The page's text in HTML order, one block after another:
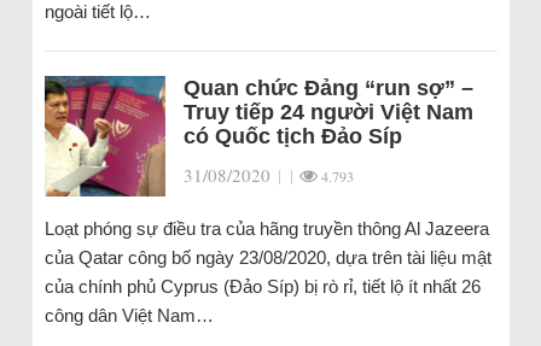
ngoài tiết lộ…
Quan chức Đảng “run sợ” –
Truy tiếp 24 người Việt Nam
có Quốc tịch Đảo Síp
31/08/2020 | | 4.793
Loạt phóng sự điều tra của hãng truyền thông Al Jazeera
của Qatar công bố ngày 23/08/2020, dựa trên tài liệu mật
của chính phủ Cyprus (Đảo Síp) bị rò rỉ, tiết lộ ít nhất 26
công dân Việt Nam…